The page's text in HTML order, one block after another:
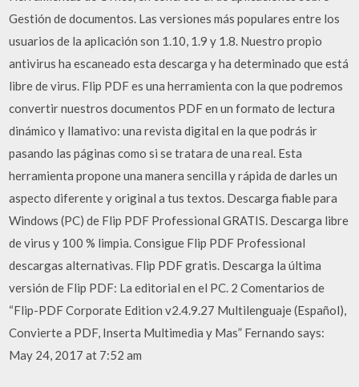
Gestión de documentos. Las versiones más populares entre los
usuarios de la aplicación son 1.10, 1.9 y 1.8. Nuestro propio
antivirus ha escaneado esta descarga y ha determinado que está
libre de virus. Flip PDF es una herramienta con la que podremos
convertir nuestros documentos PDF en un formato de lectura
dinámico y llamativo: una revista digital en la que podrás ir
pasando las páginas como si se tratara de una real. Esta
herramienta propone una manera sencilla y rápida de darles un
aspecto diferente y original a tus textos. Descarga fiable para
Windows (PC) de Flip PDF Professional GRATIS. Descarga libre
de virus y 100 % limpia. Consigue Flip PDF Professional
descargas alternativas. Flip PDF gratis. Descarga la última
versión de Flip PDF: La editorial en el PC. 2 Comentarios de
“Flip-PDF Corporate Edition v2.4.9.27 Multilenguaje (Español),
Convierte a PDF, Inserta Multimedia y Mas” Fernando says:
May 24, 2017 at 7:52 am